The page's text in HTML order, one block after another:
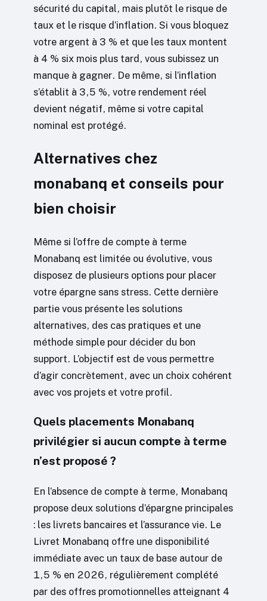
sécurité du capital, mais plutôt le risque de
taux et le risque d’inflation. Si vous bloquez
votre argent à 3 % et que les taux montent
à 4 % six mois plus tard, vous subissez un
manque à gagner. De même, si l’inflation
s’établit à 3,5 %, votre rendement réel
devient négatif, même si votre capital
nominal est protégé.
Alternatives chez
monabanq et conseils pour
bien choisir
Même si l’offre de compte à terme
Monabanq est limitée ou évolutive, vous
disposez de plusieurs options pour placer
votre épargne sans stress. Cette dernière
partie vous présente les solutions
alternatives, des cas pratiques et une
méthode simple pour décider du bon
support. L’objectif est de vous permettre
d’agir concrètement, avec un choix cohérent
avec vos projets et votre profil.
Quels placements Monabanq
privilégier si aucun compte à terme
n’est proposé ?
En l’absence de compte à terme, Monabanq
propose deux solutions d’épargne principales
: les livrets bancaires et l’assurance vie. Le
Livret Monabanq offre une disponibilité
immédiate avec un taux de base autour de
1,5 % en 2026, régulièrement complété
par des offres promotionnelles atteignant 4